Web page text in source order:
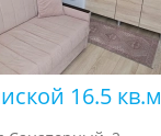
16.5 кв.м